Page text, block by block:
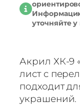
уточняйте
Акрил ХК-9
лист с
подходит
украшений.